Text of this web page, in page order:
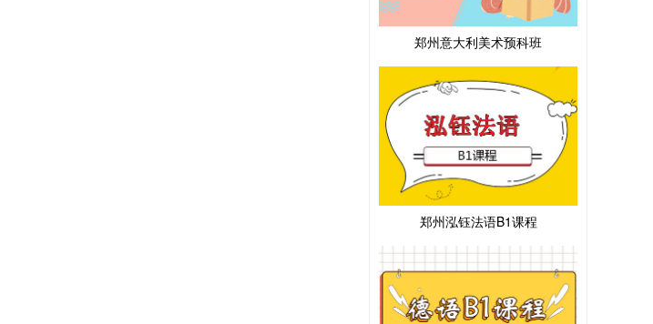
郑州意大利美术预科班
郑州泓钰法语B1课程